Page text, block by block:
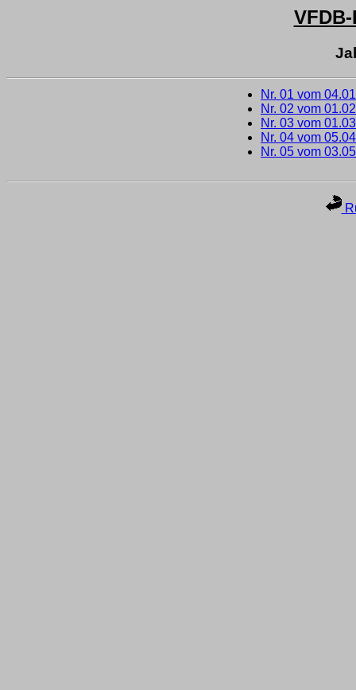
VFDB-
Nr. 01 vom
Nr. 02 vom
Nr. 03 vom
Nr. 04 vom
Nr. 05 vom